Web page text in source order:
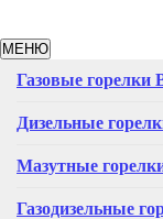
МЕНЮ
Газовые горелки
Дизельные
Мазутные
Газодизельные